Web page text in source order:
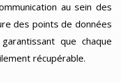
au sein des
des points de données
que chaque
récupérable.